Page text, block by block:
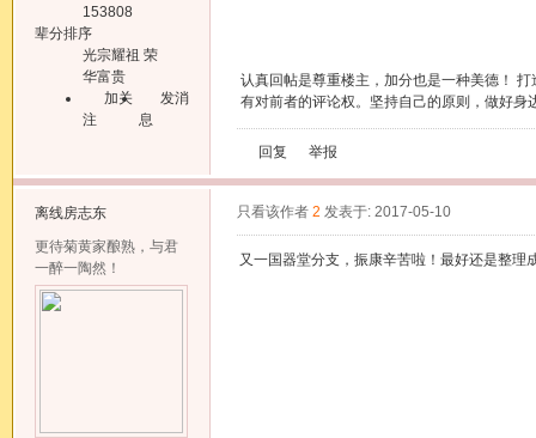
153808
辈分排序
光宗耀祖 荣
华富贵
加关
注
发消
息
认真回帖是尊重楼主，加分也是一种美德！
有对前者的评论权。坚持自己的原则，做好身
回复 举报
离线房志东
更待菊黄家酿熟，与君
一醉一陶然！
只看该作者 2 发表于: 2017-05-10
又一国器堂分支，振康辛苦啦！最好还是整理